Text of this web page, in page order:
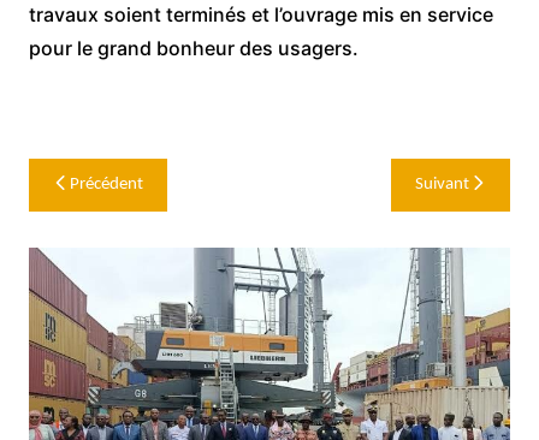
travaux soient terminés et l’ouvrage mis en service
pour le grand bonheur des usagers.
Navigation
de
l’article
Précédent Suivant